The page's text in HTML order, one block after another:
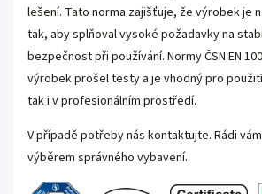
lešení. Tato norma zajišťuje, že výrobek je
tak, aby splňoval vysoké požadavky na
bezpečnost při používání. Normy ČSN EN
výrobek prošel testy a je vhodný pro
tak i v profesionálním prostředí.
V případě potřeby nás kontaktujte. Rádi
výběrem správného vybavení.